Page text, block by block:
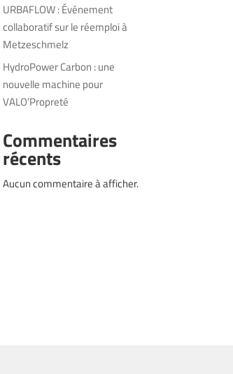
URBAFLOW : Événement
collaboratif sur le réemploi à
Metzeschmelz
HydroPower Carbon : une
nouvelle machine pour
VALO’Propreté
Commentaires
récents
Aucun commentaire à afficher.